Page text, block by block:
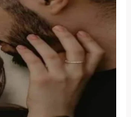
الحيوانات
البرق
مضمون
ومجرب